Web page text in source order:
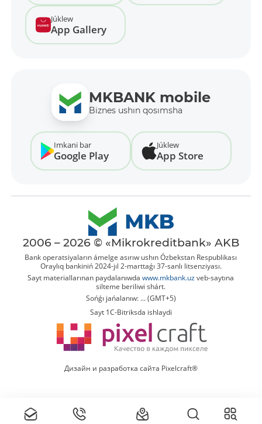
Júklew
App Gallery
MKBANK mobile
Biznes ushın qosımsha
Imkani bar
Google Play
Júklew
App Store
2006 – 2026 © «Mikrokreditbank» AKB
Bank operatsiyaların ámelge asırıw ushın Ózbekstan Respublikası
Oraylıq bankiniń 2024-jıl 2-marttaǵı 37-sanlı litsenziyası.
Sayt materiallarınan paydalanıwdawww.mkbank.uz veb-saytına
silteme beriliwi shárt.
Sońǵı jańalanıw: ... (GMT+5)
Sayt 1C-Bitriksda ishlaydi
Дизайн и разработка сайта Pixelcraft®